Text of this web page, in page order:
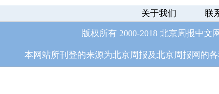
关于我们 联
版权所有 2000-2018 北京周报中文
本网站所刊登的来源为北京周报及北京周报网的